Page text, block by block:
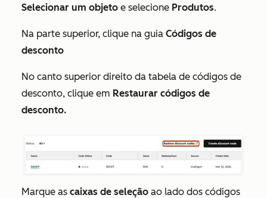
Selecionar um objeto e selecione Produtos.
Na parte superior, clique na guia Códigos de
desconto
No canto superior direito da tabela de códigos de
desconto, clique em Restaurar códigos de
desconto.
Marque as caixas de seleção ao lado dos códigos